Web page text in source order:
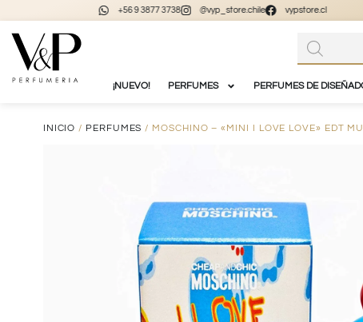
@vyp_store.chile vypstore.cl
¡NUEVO! PERFUMES PERFUMES DE
INICIO / PERFUMES / MOSCHINO – «MINI I LOVE LOVE» EDT